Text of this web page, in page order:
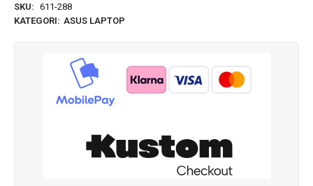
SKU: 611-288
KATEGORI: ASUS LAPTOP